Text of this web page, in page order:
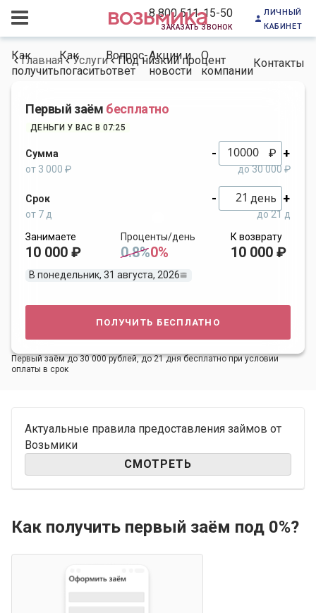
8 800 511-15-50
заказать звонок
личный
кабинет
Как
получить
Как
погасить
Вопрос-
ответ
Акции и
новости
О
компании
Контакты
Главная Услуги Под низкий процент
Первый заём бесплатно
ДЕНЬГИ У ВАС В 07:25
Сумма - ₽ +
от 3 000 ₽ до 30 000 ₽
Срок - день +
от 7 д
до 21 д
Занимаете
10 000 ₽
Проценты/день
0.8%0%
К возврату
10 000 ₽
В понедельник, 31 августа, 2026
получить бесплатно
Первый заём до 30 000 рублей, до 21 дня бесплатно при условии
оплаты в срок
Актуальные правила предоставления займов от
Возьмики
СМОТРЕТЬ
Как получить первый заём под 0%?